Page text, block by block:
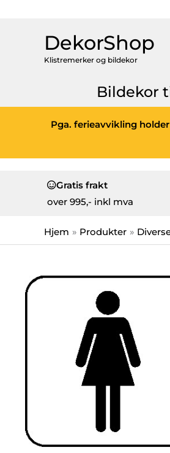
DekorShop
Klistremerker og bildekor
Bildekor
Pga. ferieavvikling
Gratis frakt
over 995,- inkl mva
Hjem Produkter